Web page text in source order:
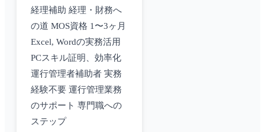
経理補助 経理・財務へ
の道 MOS資格 1〜3ヶ月
Excel, Wordの実務活用
PCスキル証明、効率化
運行管理者補助者 実務
経験不要 運行管理業務
のサポート 専門職への
ステップ